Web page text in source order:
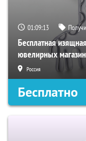
01:09:12
Бесплатная
ювелирных
Россия
Бесплатно